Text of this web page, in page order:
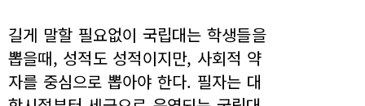
길게 말할 필요없이 국립대는 학생들을
뽑을때, 성적도 성적이지만, 사회적 약
자를 중심으로 뽑아야 한다. 필자는 대